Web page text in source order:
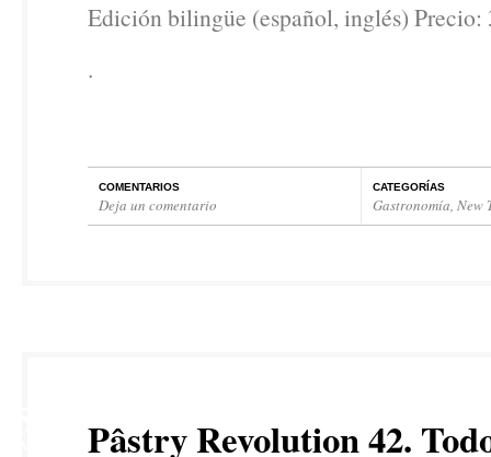
Edición bilingüe (español, inglés) Precio:
.
COMENTARIOS
Deja un comentario
CATEGORÍAS
Gastronomía, New
Pâstry Revolution 42.